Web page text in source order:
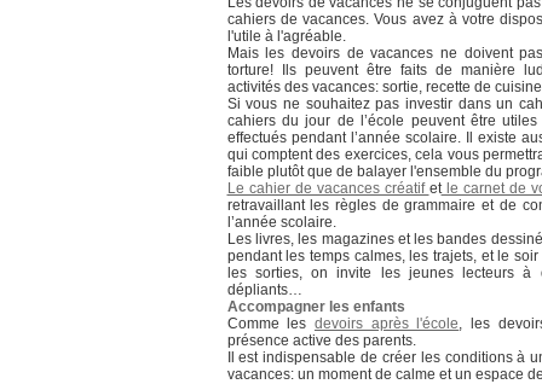
cahiers de vacances. Vous avez à votre
l'utile à l'agréable.
Mais les devoirs de vacances ne doivent
torture! Ils peuvent être faits de manière
activités des vacances: sortie, recette de
Si vous ne souhaitez pas investir dans un
cahiers du jour de l’école peuvent être
effectués pendant l’année scolaire. Il existe
qui comptent des exercices, cela vous
faible plutôt que de balayer l'ensemble du
Le cahier de vacances créatif etle carnet de
retravaillant les règles de grammaire et de
l’année scolaire.
Les livres, les magazines et les bandes
pendant les temps calmes, les trajets, et le
les sorties, on invite les jeunes lecteurs à
dépliants…
Accompagner les enfants
Comme les devoirs après l'école, les
présence active des parents.
Il est indispensable de créer les conditions à
vacances: un moment de calme et un espace